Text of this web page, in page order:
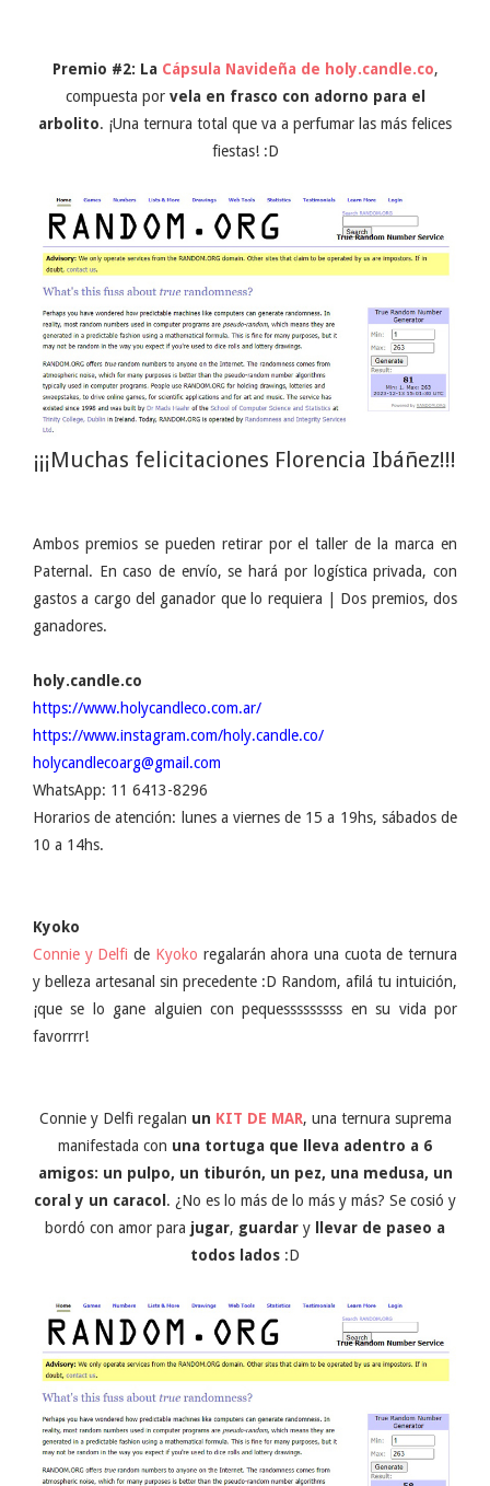
Premio #2: La Cápsula Navideña de holy.candle.co,
compuesta por vela en frasco con adorno para el
arbolito. ¡Una ternura total que va a perfumar las más felices
fiestas! :D
¡¡¡Muchas felicitaciones Florencia Ibáñez!!!
Ambos premios se pueden retirar por el taller de la marca en
Paternal. En caso de envío, se hará por logística privada, con
gastos a cargo del ganador que lo requiera | Dos premios, dos
ganadores.
holy.candle.co
https://www.holycandleco.com.ar/
https://www.instagram.com/holy.candle.co/
holycandlecoarg@gmail.com
WhatsApp: 11 6413-8296
Horarios de atención: lunes a viernes de 15 a 19hs, sábados de
10 a 14hs.
Kyoko
Connie y Delfi de Kyoko regalarán ahora una cuota de ternura
y belleza artesanal sin precedente :D Random, afilá tu intuición,
¡que se lo gane alguien con pequesssssssss en su vida por
favorrrr!
Connie y Delfi regalan un KIT DE MAR, una ternura suprema
manifestada con una tortuga que lleva adentro a 6
amigos: un pulpo, un tiburón, un pez, una medusa, un
coral y un caracol . ¿No es lo más de lo más y más? Se cosió y
bordó con amor para jugar, guardar y
llevar de paseo a
todos lados :D